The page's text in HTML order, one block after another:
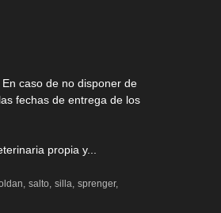
caso de no disponer de
fechas de entrega de los
propia y...
salto silla sprenger